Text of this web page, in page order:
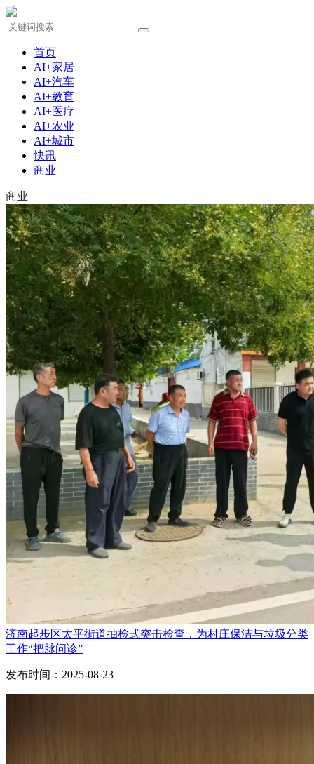
首页
AI+家居
AI+汽车
AI+教育
AI+医疗
AI+农业
AI+城市
快讯
商业
商业
济南起步区太平街道抽检式突击检查，为村庄保洁与垃圾分类
工作“把脉问诊”
发布时间：2025-08-23